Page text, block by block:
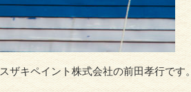
ザキペイント株式会社の前田孝行です。